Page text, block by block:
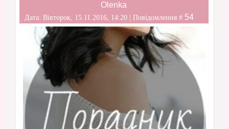
Olenka
Дата: Вівторок, 15.11.2016, 14:20 | Повідомлення # 54